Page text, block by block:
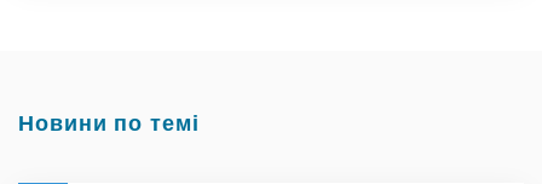
Новини по темі